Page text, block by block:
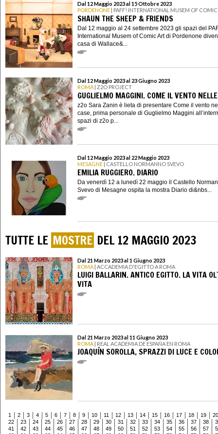
Dal 12 Maggio 2023 al 15 Ottobre 2023
PORDENONE | PAFF! INTERNATIONAL MUSEM OF
SHAUN THE SHEEP & FRIENDS
Dal 12 maggio al 24 settembre 2023 gli spazi del
International Musem of Comic Art di Pordenone
casa di Wallace&...
Dal 12 Maggio 2023 al 23 Giugno 2023
ROMA | Z2O PROJECT
GUGLIELMO MAGGINI. COME IL VENTO
z2o Sara Zanin è lieta di presentare Come il vento
case, prima personale di Guglielmo Maggini
spazi di z2o p...
Dal 12 Maggio 2023 al 22 Maggio 2023
MESAGNE | CASTELLO NORMANNO SVEVO
EMILIA RUGGIERO. DIARIO
Da venerdì 12 a lunedì 22 maggio il Castello
Svevo di Mesagne ospita la mostra Diario di&nbs...
TUTTE LE MOSTRE DEL 12 MAGGIO 2023
Dal 21 Marzo 2023 al 1 Giugno 2023
ROMA | ACCADEMIA D'EGITTO A ROMA
LUIGI BALLARIN. ANTICO EGITTO. LA VITA
VITA
Dal 21 Marzo 2023 al 11 Giugno 2023
ROMA | REAL ACADEMIA DE ESPAÑA EN ROMA
JOAQUÍN SOROLLA, SPRAZZI DI LUCE E
1 2 3 4 5 6 7 8 9 10 11 12 13 14 15 16 17 18 19
20
22
23 24 25 26 27 28 29 30 31 32 33 34 35 36 37 38
41
42 43 44 45 46 47 48 49 50 51 52 53 54 55 56 57